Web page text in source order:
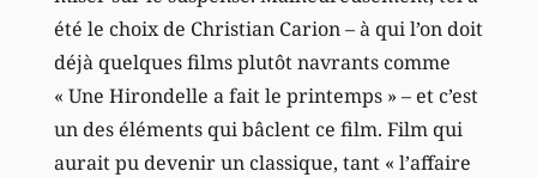
été le choix de Christian Carion – à qui l’on doit
déjà quelques films plutôt navrants comme
« Une Hirondelle a fait le printemps » – et c’est
un des éléments qui bâclent ce film. Film qui
aurait pu devenir un classique, tant « l’affaire